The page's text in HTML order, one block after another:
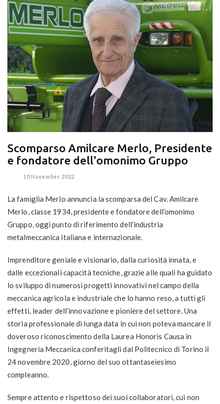
Scomparso Amilcare Merlo, Presidente
e fondatore dell'omonimo Gruppo
10 November 2022
La famiglia Merlo annuncia la scomparsa del Cav. Amilcare
Merlo, classe 1934, presidente e fondatore dell’omonimo
Gruppo, oggi punto di riferimento dell’industria
metalmeccanica italiana e internazionale.
Imprenditore geniale e visionario, dalla curiosità innata, e
dalle eccezionali capacità tecniche, grazie alle quali ha guidato
lo sviluppo di numerosi progetti innovativi nel campo della
meccanica agricola e industriale che lo hanno reso, a tutti gli
effetti, leader dell’innovazione e pioniere del settore. Una
storia professionale di lunga data in cui non poteva mancare il
doveroso riconoscimento della Laurea Honoris Causa in
Ingegneria Meccanica conferitagli dal Politecnico di Torino il
24 novembre 2020, giorno del suo ottantaseiesimo
compleanno.
Sempre attento e rispettoso dei suoi collaboratori, cui non